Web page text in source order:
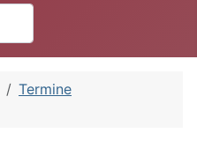
Termine